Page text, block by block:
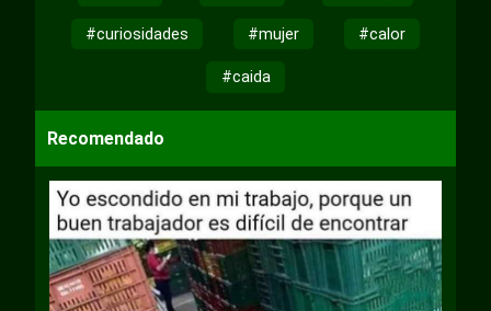
#curiosidades #mujer #calor
#caida
Recomendado